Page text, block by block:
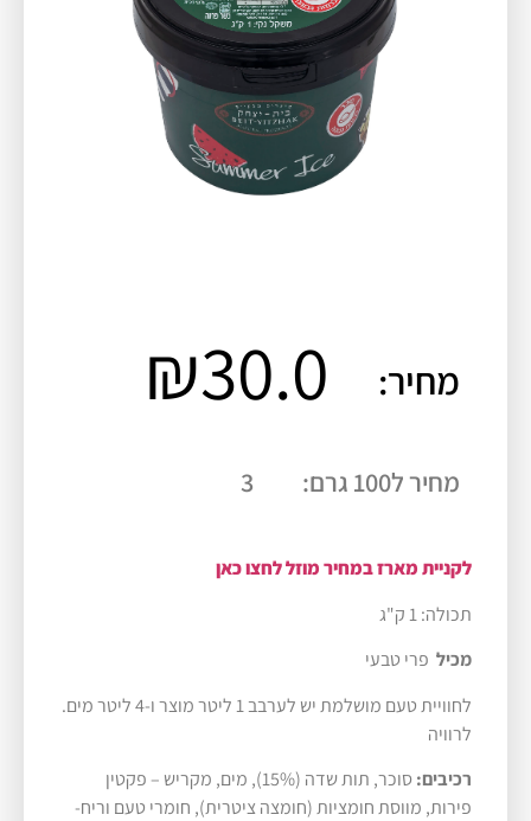
מחיר: ₪30.0
מחיר ל100 גרם: 3
לקניית מארז במחיר מוזל לחצו כאן
תכולה: 1 ק"ג
מכיל פרי טבעי
לחוויית טעם מושלמת יש לערבב 1 ליטר מוצר ו-4 ליטר מים.
לרוויה
רכיבים:
סוכר, תות שדה (15%), מים, מקריש – פקטין
פירות, מווסת חומציות (חומצה ציטרית), חומרי טעם וריח-